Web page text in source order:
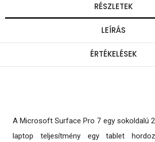
RÉSZLETEK
LEÍRÁS
ÉRTÉKELÉSEK
A Microsoft Surface Pro 7 egy sokoldalú
laptop teljesítmény egy tablet